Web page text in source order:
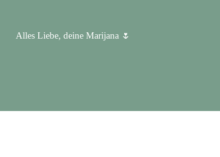
Alles Liebe, deine Marijana 🌷